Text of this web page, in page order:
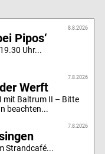
8.8.2026
Pipos‘
Uhr...
7.8.2026
Werft
mit Baltrum II – Bitte
beachten...
7.8.2026
Strandcafé...